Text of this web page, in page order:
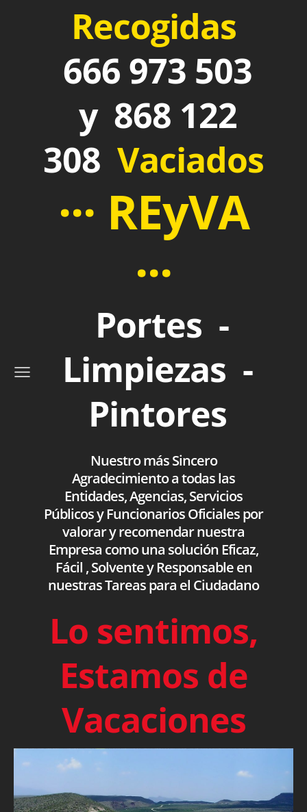
Recogidas
666 973 503
y 868 122
308 Vaciados
··· REyVA
···
Portes -
Limpiezas -
Pintores
Nuestro más Sincero
Agradecimiento a todas las
Entidades, Agencias, Servicios
Públicos y Funcionarios Oficiales por
valorar y recomendar nuestra
Empresa como una solución Eficaz,
Fácil , Solvente y Responsable en
nuestras Tareas para el Ciudadano
Lo sentimos,
Estamos de
Vacaciones